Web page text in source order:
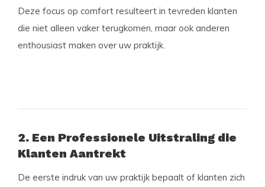
Deze focus op comfort resulteert in tevreden klanten
die niet alleen vaker terugkomen, maar ook anderen
enthousiast maken over uw praktijk.
2. Een Professionele Uitstraling die
Klanten Aantrekt
De eerste indruk van uw praktijk bepaalt of klanten zich